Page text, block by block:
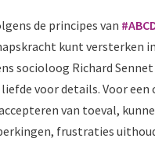
de principes van
kunt versterken
socioloog Richard
voor details. Voor
van toeval,
frustraties